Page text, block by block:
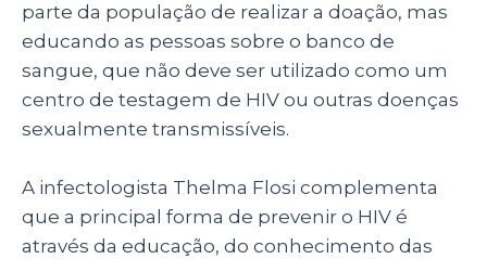
parte da população de realizar a doação, mas
educando as pessoas sobre o banco de
sangue, que não deve ser utilizado como um
centro de testagem de HIV ou outras doenças
sexualmente transmissíveis.
A infectologista Thelma Flosi complementa
que a principal forma de prevenir o HIV é
através da educação, do conhecimento das